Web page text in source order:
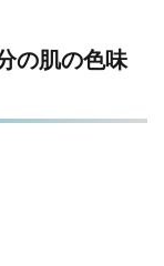
の肌の色味